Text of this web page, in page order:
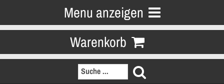
Menu anzeigen
Warenkorb